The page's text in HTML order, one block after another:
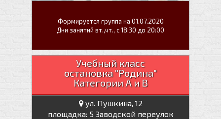
Формируется группа на 01.07.2020
Дни занятий вт.,чт., с 18:30 до 20:00
Учебный класс
остановка "Родина"
Категории А и В
ул. Пушкина, 12
площадка: 5 Заводской переулок